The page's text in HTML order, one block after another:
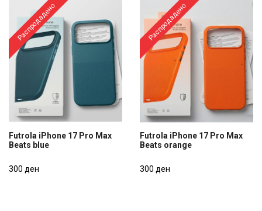
Распродадено
Beats blue
Futrola iPhone 17 Pro Max
Beats blue
300 ден
Распродадено
Beats orange
Futrola iPhone 17 Pro Max
Beats orange
300 ден